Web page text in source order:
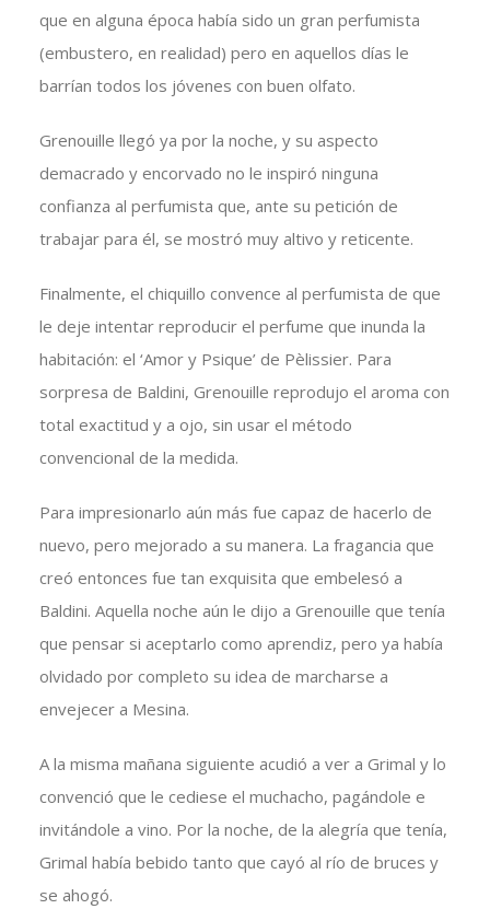
que en alguna época había sido un gran perfumista
(embustero, en realidad) pero en aquellos días le
barrían todos los jóvenes con buen olfato.
Grenouille llegó ya por la noche, y su aspecto
demacrado y encorvado no le inspiró ninguna
confianza al perfumista que, ante su petición de
trabajar para él, se mostró muy altivo y reticente.
Finalmente, el chiquillo convence al perfumista de que
le deje intentar reproducir el perfume que inunda la
habitación: el ‘Amor y Psique’ de Pèlissier. Para
sorpresa de Baldini, Grenouille reprodujo el aroma con
total exactitud y a ojo, sin usar el método
convencional de la medida.
Para impresionarlo aún más fue capaz de hacerlo de
nuevo, pero mejorado a su manera. La fragancia que
creó entonces fue tan exquisita que embelesó a
Baldini. Aquella noche aún le dijo a Grenouille que tenía
que pensar si aceptarlo como aprendiz, pero ya había
olvidado por completo su idea de marcharse a
envejecer a Mesina.
A la misma mañana siguiente acudió a ver a Grimal y lo
convenció que le cediese el muchacho, pagándole e
invitándole a vino. Por la noche, de la alegría que tenía,
Grimal había bebido tanto que cayó al río de bruces y
se ahogó.